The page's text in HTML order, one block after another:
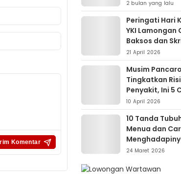
2 bulan yang lalu
Peringati Hari
YKI Lamongan
Baksos dan
Kanker Serviks
21 April 2026
Musim
Tingkatkan
Penyakit, Ini 5
Menjaga
10 April 2026
10 Tanda
Menua dan
24 Maret 2026